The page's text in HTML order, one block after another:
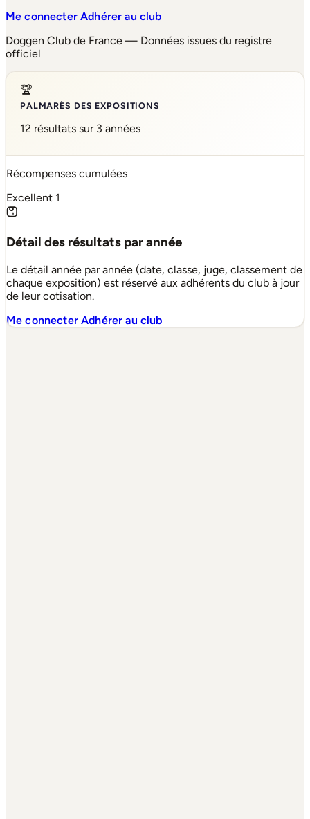
Me connecterAdhérer au club
Doggen Club de France — Données issues du registre
officiel
🏆
PALMARÈS DES EXPOSITIONS
12 résultats sur 3 années
Récompenses cumulées
Excellent 1
Détail des résultats par année
Le détail année par année (date, classe, juge, classement de
chaque exposition) est réservé aux adhérents du club à jour
de leur cotisation.
Me connecterAdhérer au club